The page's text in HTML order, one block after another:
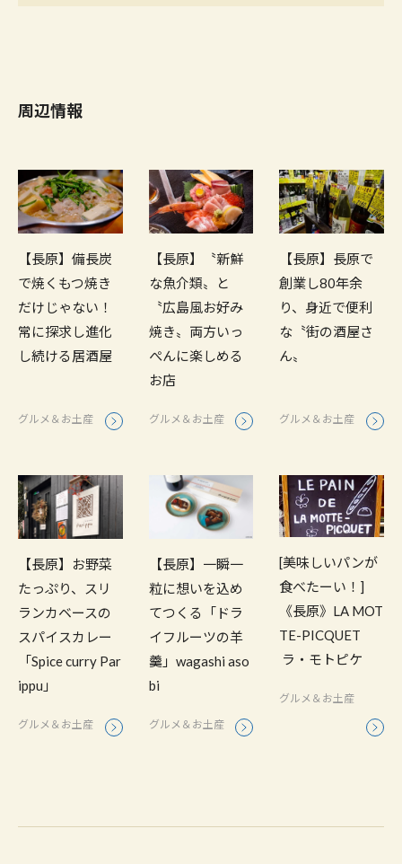
周辺情報
【長原】備長炭
で焼くもつ焼き
だけじゃない！
常に探求し進化
し続ける居酒屋
グルメ＆お土産
【長原】〝新鮮
な魚介類〟と
〝広島風お好み
焼き〟両方いっ
ぺんに楽しめる
お店
グルメ＆お土産
【長原】長原で
創業し80年余
り、身近で便利
な〝街の酒屋さ
ん〟
グルメ＆お土産
【長原】お野菜
たっぷり、スリ
ランカベースの
スパイスカレー
「Spice curry Par
ippu」
グルメ＆お土産
【長原】一瞬一
粒に想いを込め
てつくる「ドラ
イフルーツの羊
羹」wagashi aso
bi
グルメ＆お土産
[美味しいパンが
食べたーい！]
《長原》LA MOT
TE-PICQUET
ラ・モトピケ
グルメ＆お土産